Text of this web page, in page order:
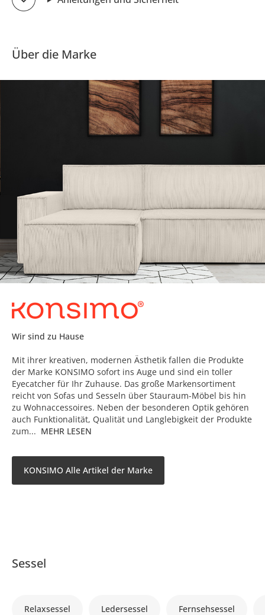
Über die Marke
Wir sind zu Hause
Mit ihrer kreativen, modernen Ästhetik fallen die Produkte
der Marke KONSIMO sofort ins Auge und sind ein toller
Eyecatcher für Ihr Zuhause. Das große Markensortiment
reicht von Sofas und Sesseln über Stauraum-Möbel bis hin
zu Wohnaccessoires. Neben der besonderen Optik gehören
auch Funktionalität, Qualität und Langlebigkeit der Produkte
zum... MEHR LESEN
KONSIMO Alle Artikel der Marke
Sessel
Relaxsessel Ledersessel Fernsehsessel